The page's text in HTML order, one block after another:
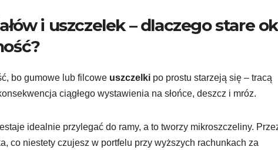
i uszczelek – dlaczego stare
bo gumowe lub filcowe uszczelki po prostu starzeją się – tracą
ciągłego wystawienia na słońce, deszcz i mróz.
idealnie przylegać do ramy, a to tworzy mikroszczeliny.
co niestety czujesz w portfelu przy wyższych rachunkach za